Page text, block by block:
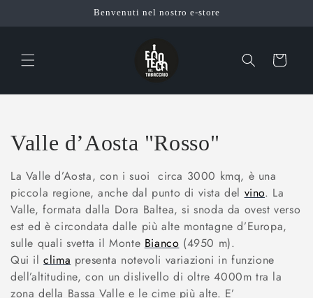
ai contenuti
Benvenuti nel nostro e-store
Carrello
C
o
l
l
e
z
Valle d’Aosta "Rosso"
La Valle d’Aosta, con i suoi circa 3000 kmq, è una
piccola regione, anche dal punto di vista del vino. La
Valle, formata dalla Dora Baltea, si snoda da ovest verso
est ed è circondata dalle più alte montagne d’Europa,
sulle quali svetta il Monte Bianco (4950 m).
Qui ilclima presenta notevoli variazioni in funzione
dell’altitudine, con un dislivello di oltre 4000m tra la
zona della Bassa Valle e le cime più alte. E’